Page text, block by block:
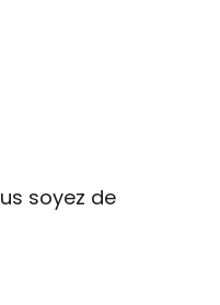
soyez de